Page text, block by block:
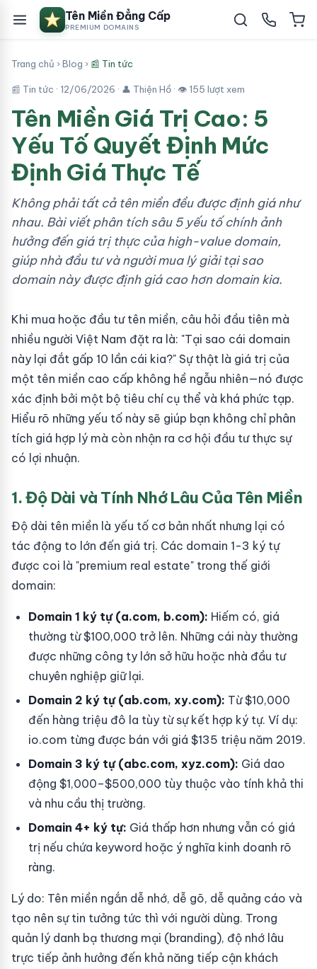
Tên Miền Đẳng Cấp
PREMIUM DOMAINS
Trang chủ ›Blog › 📰 Tin tức
📰 Tin tức · 12/06/2026 · 👤 Thiện Hồ · 👁 155 lượt xem
Tên Miền Giá Trị Cao: 5
Yếu Tố Quyết Định Mức
Định Giá Thực Tế
Không phải tất cả tên miền đều được định giá như
nhau. Bài viết phân tích sâu 5 yếu tố chính ảnh
hưởng đến giá trị thực của high-value domain,
giúp nhà đầu tư và người mua lý giải tại sao
domain này được định giá cao hơn domain kia.
Khi mua hoặc đầu tư tên miền, câu hỏi đầu tiên mà
nhiều người Việt Nam đặt ra là: "Tại sao cái domain
này lại đắt gấp 10 lần cái kia?" Sự thật là giá trị của
một tên miền cao cấp không hề ngẫu nhiên—nó được
xác định bởi một bộ tiêu chí cụ thể và khá phức tạp.
Hiểu rõ những yếu tố này sẽ giúp bạn không chỉ phân
tích giá hợp lý mà còn nhận ra cơ hội đầu tư thực sự
có lợi nhuận.
1. Độ Dài và Tính Nhớ Lâu Của Tên Miền
Độ dài tên miền là yếu tố cơ bản nhất nhưng lại có
tác động to lớn đến giá trị. Các domain 1-3 ký tự
được coi là "premium real estate" trong thế giới
domain:
Domain 1 ký tự (a.com, b.com): Hiếm có, giá
thường từ $100,000 trở lên. Những cái này thường
được những công ty lớn sở hữu hoặc nhà đầu tư
chuyên nghiệp giữ lại.
Domain 2 ký tự (ab.com, xy.com): Từ $10,000
đến hàng triệu đô la tùy từ sự kết hợp ký tự. Ví dụ:
io.com từng được bán với giá $135 triệu năm 2019.
Domain 3 ký tự (abc.com, xyz.com): Giá dao
động $1,000–$500,000 tùy thuộc vào tính khả thi
và nhu cầu thị trường.
Domain 4+ ký tự: Giá thấp hơn nhưng vẫn có giá
trị nếu chứa keyword hoặc ý nghĩa kinh doanh rõ
ràng.
Lý do: Tên miền ngắn dễ nhớ, dễ gõ, dễ quảng cáo và
tạo nên sự tin tưởng tức thì với người dùng. Trong
quản lý danh bạ thương mại (branding), độ nhớ lâu
trực tiếp ảnh hưởng đến khả năng tiếp cận khách